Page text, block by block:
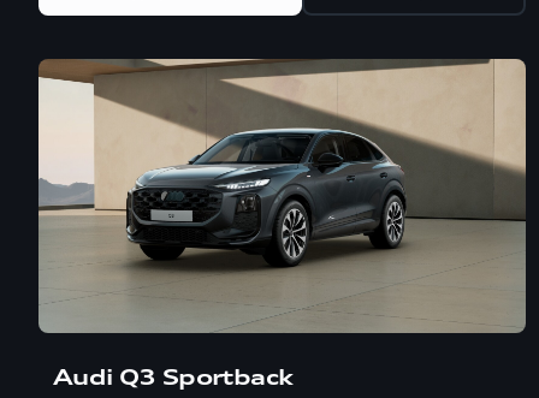
Audi Q3 Sportback